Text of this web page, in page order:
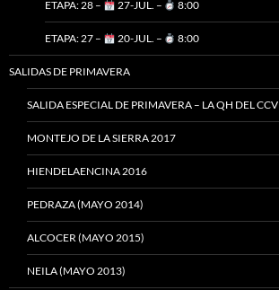
ETAPA: 28 – 27-JUL. – 8:00
ETAPA: 27 – 20-JUL. – 8:00
SALIDAS DE PRIMAVERA
SALIDA ESPECIAL DE PRIMAVERA – LA QH DEL CCV
MONTEJO DE LA SIERRA 2017
HIENDELAENCINA 2016
PEDRAZA (MAYO 2014)
ALCOCER (MAYO 2015)
NEILA (MAYO 2013)